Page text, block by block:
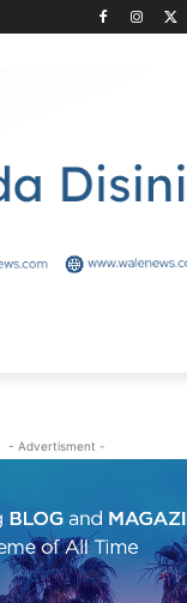
- Advertisment -